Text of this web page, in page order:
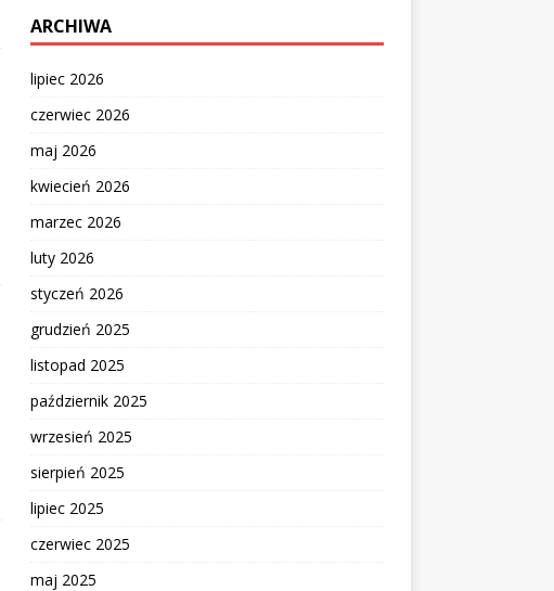
ARCHIWA
lipiec 2026
czerwiec 2026
maj 2026
kwiecień 2026
marzec 2026
luty 2026
styczeń 2026
grudzień 2025
listopad 2025
październik 2025
wrzesień 2025
sierpień 2025
lipiec 2025
czerwiec 2025
maj 2025